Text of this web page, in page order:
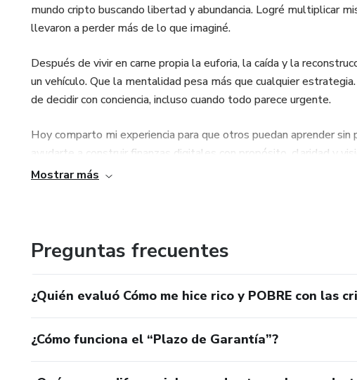
mundo cripto buscando libertad y abundancia. Logré multiplicar
llevaron a perder más de lo que imaginé.
Después de vivir en carne propia la euforia, la caída y la
un vehículo. Que la mentalidad pesa más que cualquier
de decidir con conciencia, incluso cuando todo parece urgente.
Hoy comparto mi experiencia para que otros puedan aprender
ayudarte a construir finanzas digitales con propósito, claridad y
Mostrar más
Preguntas frecuentes
¿Quién evaluó Cómo me hice rico y POBRE con las
¿Cómo funciona el “Plazo de Garantía”?